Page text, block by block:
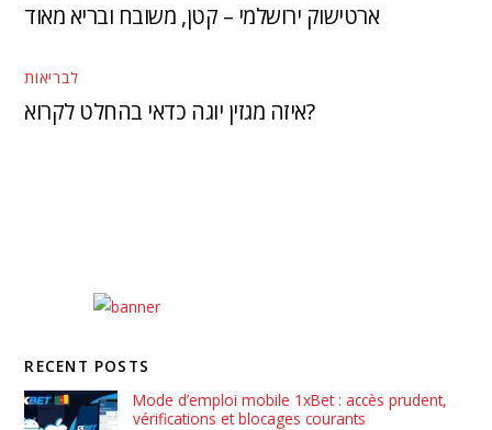
ארטישוק ירושלמי – קטן, משובח ובריא מאוד
לבריאות
איזה מגזין יוגה כדאי בהחלט לקרוא?
RECENT POSTS
Mode d’emploi mobile 1xBet : accès prudent,
vérifications et blocages courants